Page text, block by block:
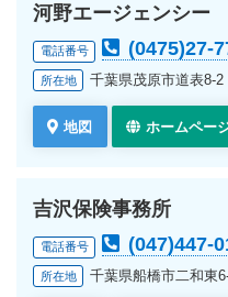
河野エージェンシー
電話番号 (0475)27-
所在地 千葉県茂原市道表8-2
地図 ホームペー
吉沢保険事務所
電話番号 (047)447-
所在地 千葉県船橋市二和東